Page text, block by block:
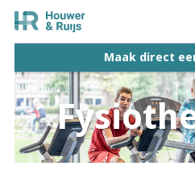
Maak direct